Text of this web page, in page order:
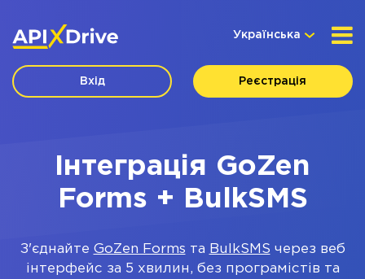
Українська
Вхід Реєстрація
Інтеграція GoZen
Forms + BulkSMS
З'єднайте GoZen Forms та BulkSMS через веб
інтерфейс за 5 хвилин, без програмістів та